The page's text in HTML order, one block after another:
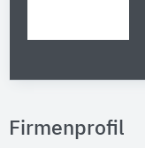
Firmenprofil